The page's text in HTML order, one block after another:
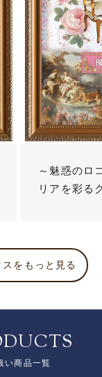
～魅惑のロ
リアを彩る
スをもっと見る
い商品一覧